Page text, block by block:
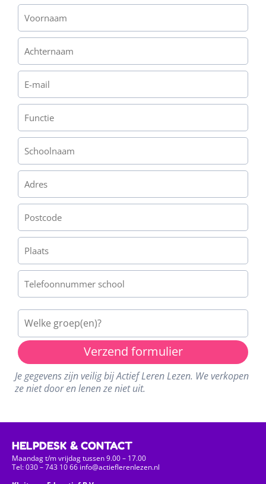
Verzend formulier
Je gegevens zijn veilig bij Actief Leren Lezen. We verkopen
ze niet door en lenen ze niet uit.
HELPDESK & CONTACT
Maandag t/m vrijdag tussen 9.00 – 17.00
Tel: 030 – 743 10 66 info@actieflerenlezen.nl